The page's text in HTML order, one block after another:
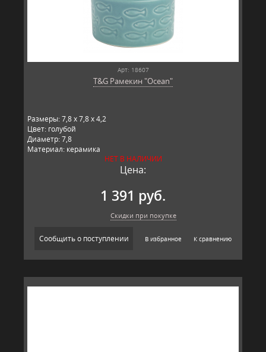
Арт: 18607
T&G Рамекин "Ocean"
Размеры: 7,8 x 7,8 x 4,2
Цвет: голубой
Диаметр: 7,8
Материал: керамика
Производитель: T&G, Великобритания
НЕТ В НАЛИЧИИ
Цена:
1 391 руб.
Скидки при покупке
Сообщить о поступлении В избранное К сравнению